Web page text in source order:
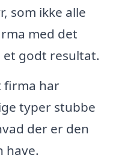
som ikke alle
med det
godt resultat.
firma har
typer stubbe
der er den
have.